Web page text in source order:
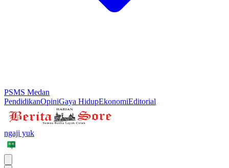
PSMS Medan
PendidikanOpiniGaya HidupEkonomiEditorial
ngaji yuk